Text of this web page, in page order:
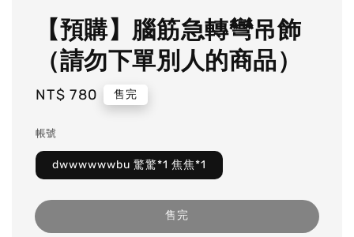
【預購】腦筋急轉彎吊飾
（請勿下單別人的商品）
Regular
NT$ 780 售完
帳號
dwwwwwwbu 驚驚*1 焦焦*1
售完